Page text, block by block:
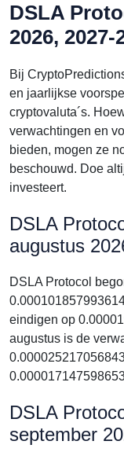
DSLA
2026, 2027-
Bij
en jaarlijkse
cryptovaluta´s.
verwachtingen en
bieden, mogen ze
beschouwd. Doe
investeert.
DSLA
augustus
DSLA Protocol
eindigen op
augustus is de
DSLA
september